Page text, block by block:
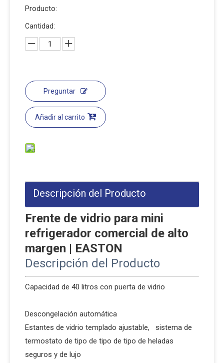
Producto:
Cantidad:
Preguntar
Añadir al carrito
Descripción del Producto
Frente de vidrio para mini
refrigerador comercial de alto
margen | EASTON
Descripción del Producto
Capacidad de 40 litros con puerta de vidrio
Descongelación automática
Estantes de vidrio templado ajustable, sistema de
termostato de tipo de tipo de tipo de heladas
seguros y de lujo